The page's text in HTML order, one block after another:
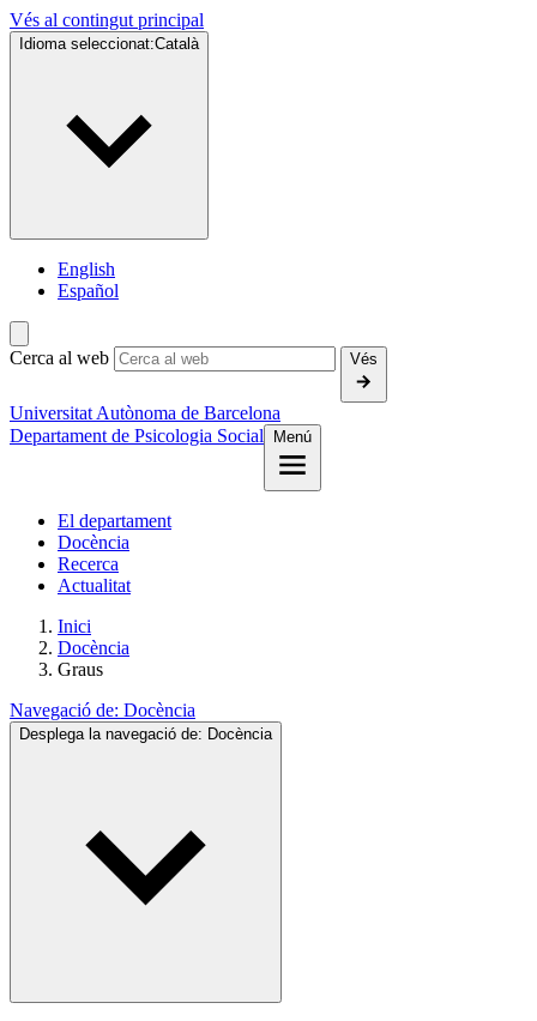
Vés al contingut principal
Idioma seleccionat:Català
English
Español
Cerca al web Vés
Universitat Autònoma de Barcelona
Departament de Psicologia Social
Menú
El departament
Docència
Recerca
Actualitat
Inici
Docència
Graus
Navegació de: Docència
Desplega la navegació de: Docència